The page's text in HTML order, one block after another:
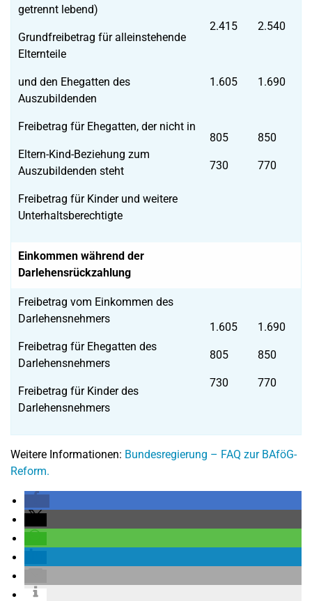
getrennt lebend)
Grundfreibetrag für alleinstehende
Elternteile
und den Ehegatten des
Auszubildenden
Freibetrag für Ehegatten, der nicht in
Eltern-Kind-Beziehung zum
Auszubildenden steht
Freibetrag für Kinder und weitere
Unterhaltsberechtigte
2.415
1.605
805
730
2.540
1.690
850
770
Einkommen während der
Darlehensrückzahlung
Freibetrag vom Einkommen des
Darlehensnehmers
Freibetrag für Ehegatten des
Darlehensnehmers
Freibetrag für Kinder des
Darlehensnehmers
1.605
805
730
1.690
850
770
Weitere Informationen: Bundesregierung – FAQ zur BAföG-
Reform.